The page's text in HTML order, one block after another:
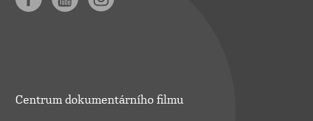
Centrum dokumentárního filmu